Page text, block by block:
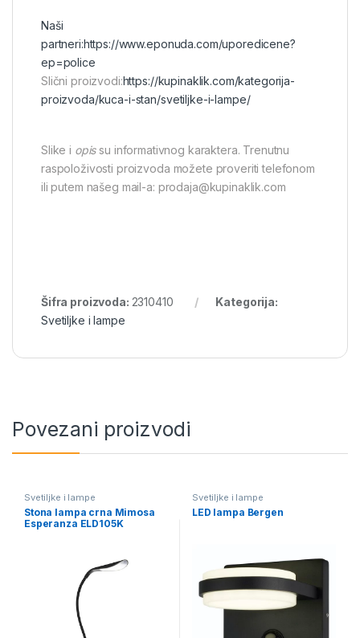
Naši
partneri:https://www.eponuda.com/uporedicene?
ep=police
Slični proizvodi:https://kupinaklik.com/kategorija-
proizvoda/kuca-i-stan/svetiljke-i-lampe/
Slike i opissu informativnog karaktera. Trenutnu
raspoloživosti proizvoda možete proveriti telefonom
ili putem našeg mail-a: prodaja@kupinaklik.com
Šifra proizvoda: 2310410
Kategorija:
Svetiljke i lampe
Povezani proizvodi
Svetiljke i lampe
Stona lampa crna Mimosa
Esperanza ELD105K
Svetiljke i lampe
LED lampa Bergen